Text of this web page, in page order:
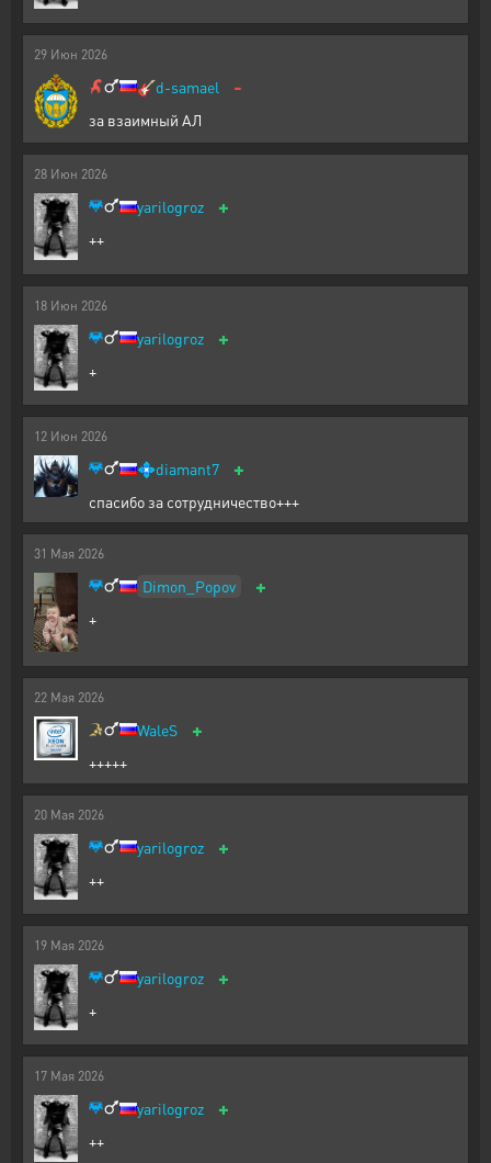
29 Июн 2026
🎸d-samael -
за взаимный АЛ
28 Июн 2026
yarilogroz +
++
18 Июн 2026
yarilogroz +
+
12 Июн 2026
💠diamant7 +
спасибо за сотрудничество+++
31 Мая 2026
Dimon_Popov +
+
22 Мая 2026
WaleS +
+++++
20 Мая 2026
yarilogroz +
++
19 Мая 2026
yarilogroz +
+
17 Мая 2026
yarilogroz +
++